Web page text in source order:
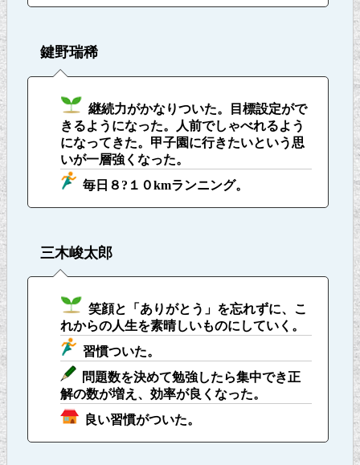
鍵野瑞稀
継続力がかなりついた。目標設定がで
きるようになった。人前でしゃべれるよう
になってきた。甲子園に行きたいという思
いが一層強くなった。
毎日８?１０kmランニング。
三木峻太郎
笑顔と「ありがとう」を忘れずに、こ
れからの人生を素晴しいものにしていく。
習慣ついた。
問題数を決めて勉強したら集中でき正
解の数が増え、効率が良くなった。
良い習慣がついた。